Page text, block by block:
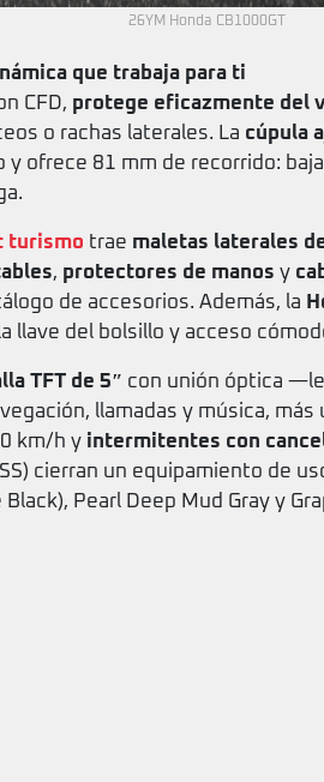
26YM Honda CB1000GT
que trabaja para ti
CFD, protege eficazmente del
o rachas laterales. La cúpula
y ofrece 81 mm de recorrido:
turismo trae maletas laterales
, protectores de manos y
de accesorios. Además, la
llave del bolsillo y acceso
TFT de 5″ con unión óptica
llamadas y música, más
km/h y intermitentes con
cierran un equipamiento de
Pearl Deep Mud Gray y